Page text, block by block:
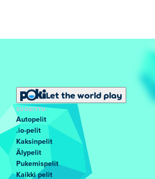
Let the world play
SUOSITTU
Autopelit
.io-pelit
Kaksinpelit
Älypelit
Pukemispelit
Kaikki pelit